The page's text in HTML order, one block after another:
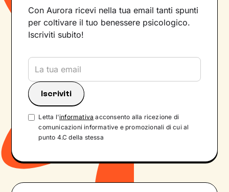
Con Aurora ricevi nella tua email tanti spunti
per coltivare il tuo benessere psicologico.
Iscriviti subito!
Letta l'informativa acconsento alla ricezione di
comunicazioni informative e promozionali di cui al
punto 4.C della stessa